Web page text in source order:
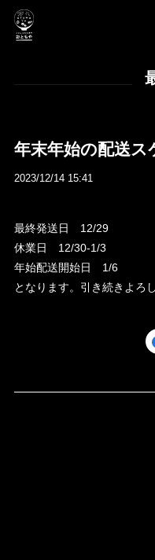
年末年始の配送ス
2023/12/14 15:41
最終発送日 12/29
休業日 12/30-1/3
年始配送開始日 1/6
となります。引き続きよろ